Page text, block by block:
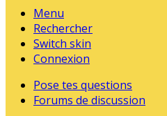
Menu
Rechercher
Switch skin
Connexion
Pose tes questions
Forums de discussion